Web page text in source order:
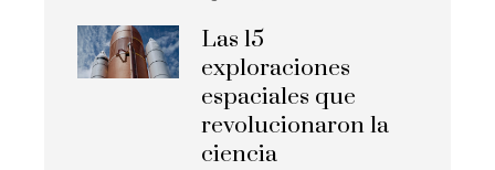
Las 15
exploraciones
espaciales que
revolucionaron la
ciencia